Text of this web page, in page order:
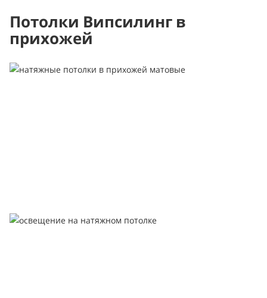
Потолки Випсилинг в
прихожей